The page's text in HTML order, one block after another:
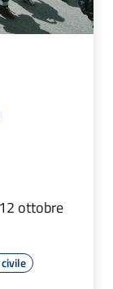
ottobre